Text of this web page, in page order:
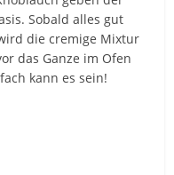
Sobald alles gut
die cremige Mixtur
das Ganze im Ofen
kann es sein!